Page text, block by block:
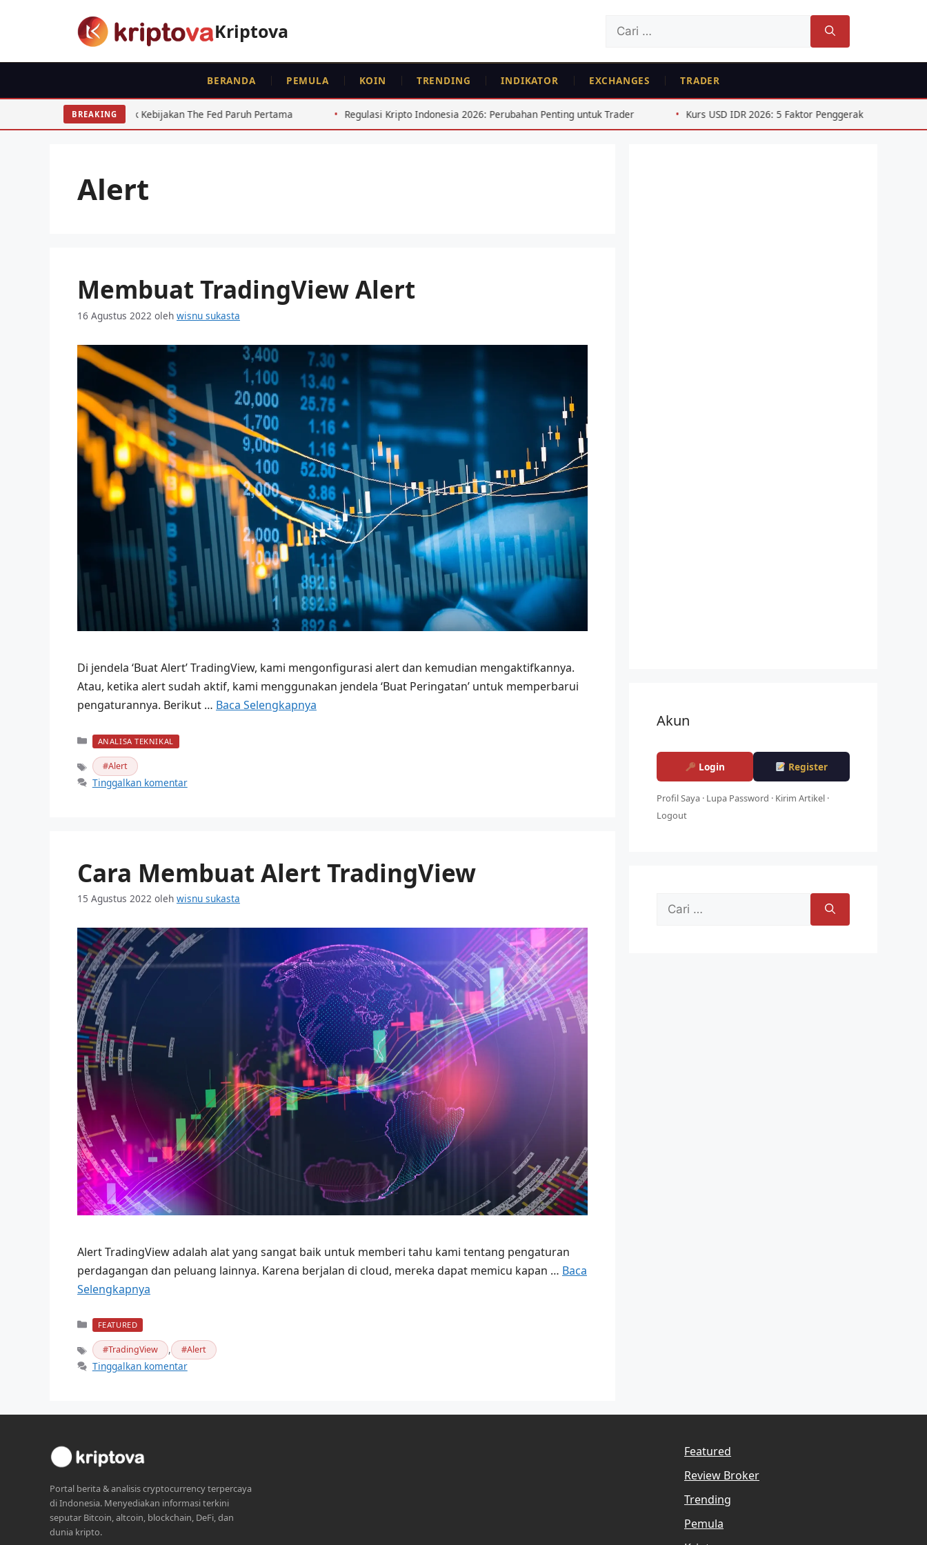
Kriptova
Cari
BERANDA PEMULA KOIN TRENDING INDIKATOR EXCHANGES TRADER
BREAKING
Dampak Kebijakan The Fed Paruh Pertama Regulasi Kripto Indonesia 2026: Perubahan Penting untuk Trader Kurs USD IDR 2026: 5 Faktor Penggerak Pelemahan Rupiah
Alert
Membuat TradingView Alert
16 Agustus 2022 oleh wisnu sukasta
Di jendela ‘Buat Alert’ TradingView, kami mengonfigurasi alert dan kemudian mengaktifkannya.
Atau, ketika alert sudah aktif, kami menggunakan jendela ‘Buat Peringatan’ untuk memperbarui
pengaturannya. Berikut … Baca Selengkapnya
Kategori
ANALISA TEKNIKAL
Tag Alert
Tinggalkan komentar
Cara Membuat Alert TradingView
15 Agustus 2022 oleh wisnu sukasta
Alert TradingView adalah alat yang sangat baik untuk memberi tahu kami tentang pengaturan
perdagangan dan peluang lainnya. Karena berjalan di cloud, mereka dapat memicu kapan … Baca
Selengkapnya
Kategori
FEATURED
Tag TradingView , Alert
Tinggalkan komentar
Akun
Login Register
Profil Saya · Lupa Password · Kirim Artikel ·
Logout
Cari
Portal berita & analisis cryptocurrency terpercaya
di Indonesia. Menyediakan informasi terkini
seputar Bitcoin, altcoin, blockchain, DeFi, dan
dunia kripto.
Featured
Review Broker
Trending
Pemula